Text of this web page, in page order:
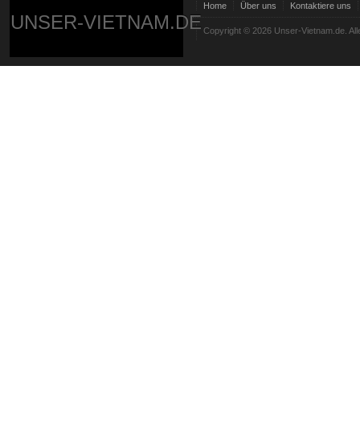
UNSER-VIETNAM.DE
Home Über uns Kontaktiere uns
Copyright © 2026 Unser-Vietnam.de.